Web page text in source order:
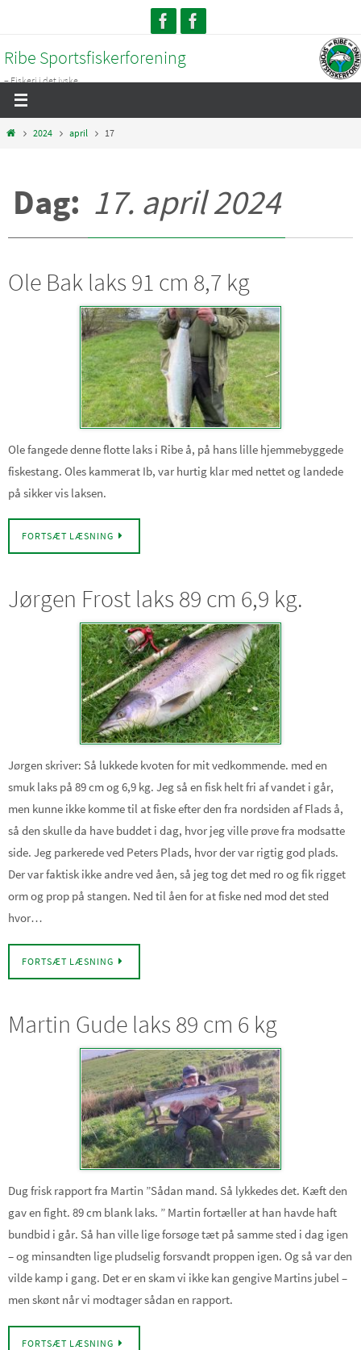
content
Ribe Sportsfiskerforening
– Fiskeri i det jyske...
Home2024 april 17
Dag: 17. april 2024
Ole Bak laks 91 cm 8,7 kg
Ole fangede denne flotte laks i Ribe å, på hans lille hjemmebyggede
fiskestang. Oles kammerat Ib, var hurtig klar med nettet og landede
på sikker vis laksen.
FORTSÆT LÆSNING
Jørgen Frost laks 89 cm 6,9 kg.
Jørgen skriver: Så lukkede kvoten for mit vedkommende. med en
smuk laks på 89 cm og 6,9 kg. Jeg så en fisk helt fri af vandet i går,
men kunne ikke komme til at fiske efter den fra nordsiden af Flads å,
så den skulle da have buddet i dag, hvor jeg ville prøve fra modsatte
side. Jeg parkerede ved Peters Plads, hvor der var rigtig god plads.
Der var faktisk ikke andre ved åen, så jeg tog det med ro og fik rigget
orm og prop på stangen. Ned til åen for at fiske ned mod det sted
hvor…
FORTSÆT LÆSNING
Martin Gude laks 89 cm 6 kg
Dug frisk rapport fra Martin ”Sådan mand. Så lykkedes det. Kæft den
gav en fight. 89 cm blank laks. ” Martin fortæller at han havde haft
bundbid i går. Så han ville lige forsøge tæt på samme sted i dag igen
– og minsandten lige pludselig forsvandt proppen igen. Og så var den
vilde kamp i gang. Det er en skam vi ikke kan gengive Martins jubel –
men skønt når vi modtager sådan en rapport.
FORTSÆT LÆSNING